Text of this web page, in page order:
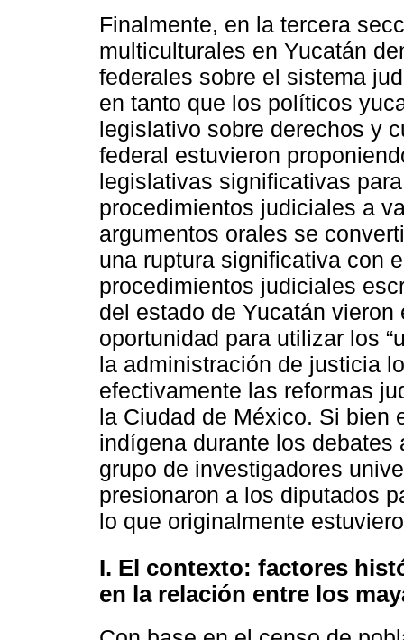
Finalmente, en la tercera
multiculturales en Yucatán
federales sobre el sistema
en tanto que los políticos
legislativo sobre derechos y
federal estuvieron
legislativas significativas
procedimientos judiciales a
argumentos orales se
una ruptura significativa con
procedimientos judiciales
del estado de Yucatán
oportunidad para utilizar los
la administración de justicia
efectivamente las reformas
la Ciudad de México. Si bien
indígena durante los
grupo de investigadores
presionaron a los diputados
lo que originalmente
I. El contexto: factores
en la relación entre los